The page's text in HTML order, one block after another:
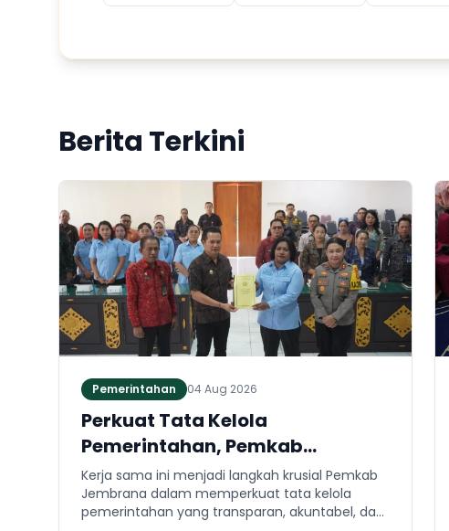
Berita Terkini
Pemerintahan 04 Aug 2026
Perkuat Tata Kelola
Pemerintahan, Pemkab
Jembrana dan Kejari Jembrana
Sepakati Kerja Sama Hukum
Datun
Kerja sama ini menjadi langkah krusial Pemkab
Jembrana dalam memperkuat tata kelola
pemerintahan yang transparan, akuntabel, dan